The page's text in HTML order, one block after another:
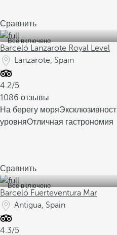
Сравнить
Все включено
Barceló Lanzarote Royal Level
Lanzarote, Spain
4.2/5
1086 отзывы
На берегу моря
уровняОтличная гастрономия
Сравнить
Все включено
Barceló Fuerteventura Mar
Antigua, Spain
4.3/5